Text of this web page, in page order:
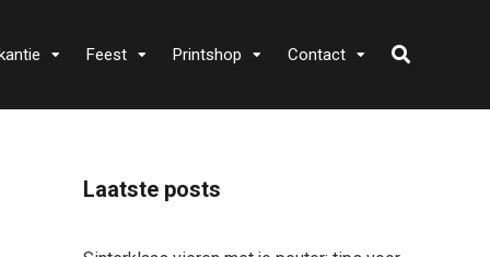
Feest Printshop Contact
Laatste posts